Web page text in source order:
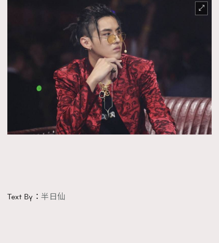
Text By： 半日仙